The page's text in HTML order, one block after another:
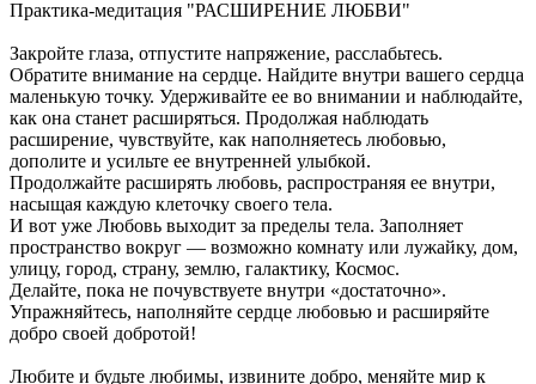
Практика-медитация "РАСШИРЕНИЕ ЛЮБВИ"
Закройте глаза, отпустите напряжение, расслабьтесь.
Обратите внимание на сердце. Найдите внутри вашего сердца
маленькую точку. Удерживайте ее во внимании и наблюдайте,
как она станет расширяться. Продолжая наблюдать
расширение, чувствуйте, как наполняетесь любовью,
дополите и усильте ее внутренней улыбкой.
Продолжайте расширять любовь, распространяя ее внутри,
насыщая каждую клеточку своего тела.
И вот уже Любовь выходит за пределы тела. Заполняет
пространство вокруг — возможно комнату или лужайку, дом,
улицу, город, страну, землю, галактику, Космос.
Делайте, пока не почувствуете внутри «достаточно».
Упражняйтесь, наполняйте сердце любовью и расширяйте
добро своей добротой!
Любите и будьте любимы, извините добро, меняйте мир к